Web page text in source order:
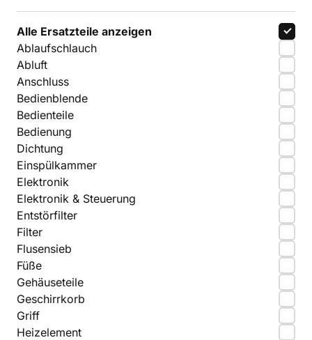
Alle Ersatzteile anzeigen
Ablaufschlauch
Abluft
Anschluss
Bedienblende
Bedienteile
Bedienung
Dichtung
Einspülkammer
Elektronik
Elektronik & Steuerung
Entstörfilter
Filter
Flusensieb
Füße
Gehäuseteile
Geschirrkorb
Griff
Heizelement